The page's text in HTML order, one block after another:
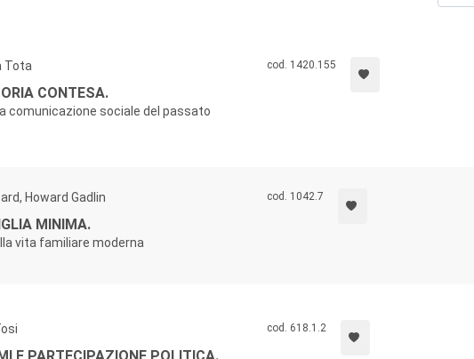
Tota
CONTESA.
comunicazione sociale del passato
cod. 1420.155
Howard Gadlin
MINIMA.
vita familiare moderna
cod. 1042.7
cod. 618.1.2